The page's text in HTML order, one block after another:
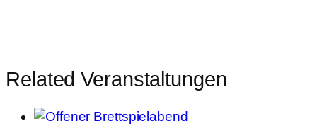
Related Veranstaltungen